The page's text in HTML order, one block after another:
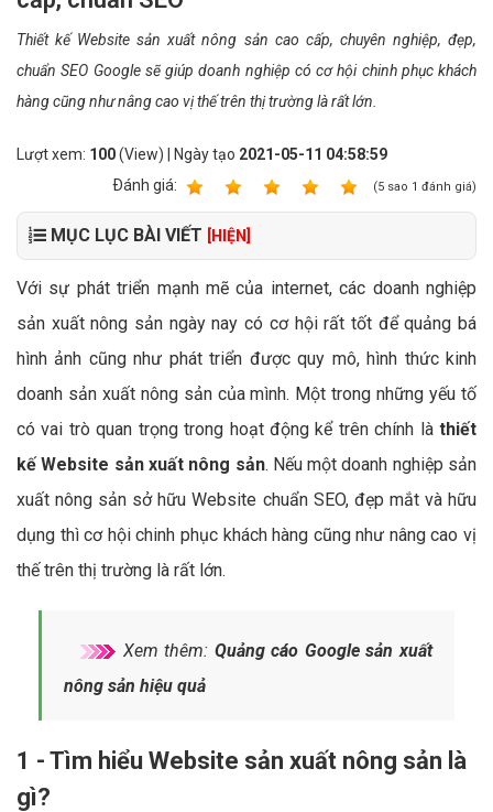
Thiết kế Website sản xuất nông sản cao cấp, chuyên nghiệp, đẹp,
chuẩn SEO Google sẽ giúp doanh nghiệp có cơ hội chinh phục khách
hàng cũng như nâng cao vị thế trên thị trường là rất lớn.
Lượt xem: 100(View) | Ngày tạo 2021-05-11 04:58:59
Ðánh giá:
(5 sao 1 đánh giá)
MỤC LỤC BÀI VIẾT [HIỆN]
Với sự phát triển mạnh mẽ của internet, các doanh nghiệp
sản xuất nông sản ngày nay có cơ hội rất tốt để quảng bá
hình ảnh cũng như phát triển được quy mô, hình thức kinh
doanh sản xuất nông sản của mình. Một trong những yếu tố
có vai trò quan trọng trong hoạt động kể trên chính là thiết
kế Website sản xuất nông sản. Nếu một doanh nghiệp sản
xuất nông sản sở hữu Website chuẩn SEO, đẹp mắt và hữu
dụng thì cơ hội chinh phục khách hàng cũng như nâng cao vị
thế trên thị trường là rất lớn.
Xem thêm: Quảng cáo Google sản xuất
nông sản hiệu quả
1 - Tìm hiểu Website sản xuất nông sản là
gì?